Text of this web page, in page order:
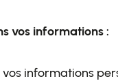
vos informations :
informations